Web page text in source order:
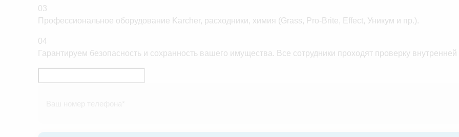
03
Профессиональное оборудование Karcher, расходники, химия (Grass, Pro-Brite, Effect, Уникум и пр.).
04
Гарантируем безопасность и сохранность вашего имущества. Все сотрудники проходят проверку